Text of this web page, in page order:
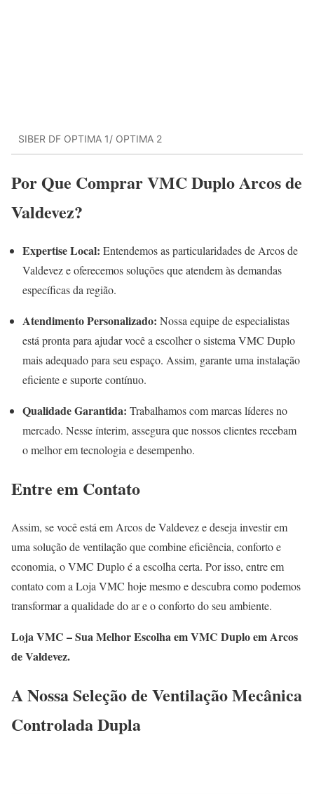
SIBER DF OPTIMA 1/ OPTIMA 2
Por Que Comprar VMC Duplo Arcos de
Valdevez?
Expertise Local: Entendemos as particularidades de Arcos de
Valdevez e oferecemos soluções que atendem às demandas
específicas da região.
Atendimento Personalizado: Nossa equipe de especialistas
está pronta para ajudar você a escolher o sistema VMC Duplo
mais adequado para seu espaço. Assim, garante uma instalação
eficiente e suporte contínuo.
Qualidade Garantida: Trabalhamos com marcas líderes no
mercado. Nesse ínterim, assegura que nossos clientes recebam
o melhor em tecnologia e desempenho.
Entre em Contato
Assim, se você está em Arcos de Valdevez e deseja investir em
uma solução de ventilação que combine eficiência, conforto e
economia, o VMC Duplo é a escolha certa. Por isso, entre em
contato com a Loja VMC hoje mesmo e descubra como podemos
transformar a qualidade do ar e o conforto do seu ambiente.
Loja VMC – Sua Melhor Escolha em VMC Duplo em Arcos
de Valdevez.
A Nossa Seleção de Ventilação Mecânica
Controlada Dupla